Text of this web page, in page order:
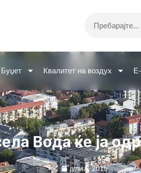
Буџет Квалитет на воздух
Вода ќе ја
јули 6, 2015